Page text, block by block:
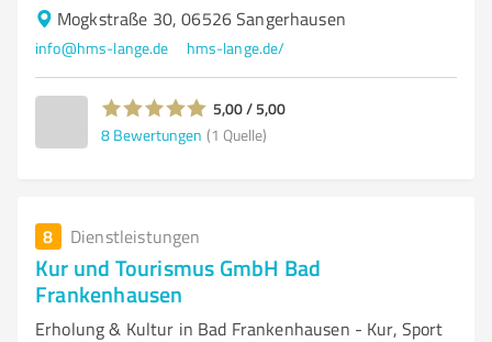
Mogkstraße 30, 06526 Sangerhausen
info@hms-lange.de hms-lange.de/
5,00 / 5,00
8 Bewertungen (1 Quelle)
8 Dienstleistungen
Kur und Tourismus GmbH Bad
Frankenhausen
Erholung & Kultur in Bad Frankenhausen - Kur, Sport